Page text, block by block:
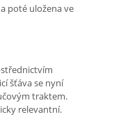
poté uložena ve
šťáva se nyní
traktem.
relevantní.